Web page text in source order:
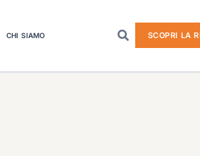
CHI SIAMO SCOPRI LA